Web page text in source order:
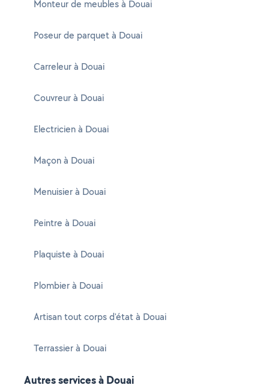
Monteur de meubles à Douai
Poseur de parquet à Douai
Carreleur à Douai
Couvreur à Douai
Electricien à Douai
Maçon à Douai
Menuisier à Douai
Peintre à Douai
Plaquiste à Douai
Plombier à Douai
Artisan tout corps d'état à Douai
Terrassier à Douai
Autres services à Douai